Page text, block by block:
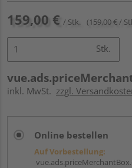
159,00 € / Stk. (159,00 € /
Stk.
inkl. MwSt. zzgl.
Online bestellen
Auf Vorbestellung: